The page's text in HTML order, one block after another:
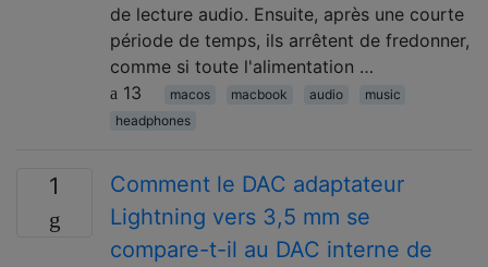
de lecture audio. Ensuite, après une courte
période de temps, ils arrêtent de fredonner,
comme si toute l'alimentation …
13
macos macbook audio
music
headphones
1
Comment le DAC adaptateur
Lightning vers 3,5 mm se
compare-t-il au DAC interne de